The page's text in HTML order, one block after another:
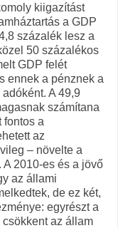
kiigazítást
a GDP
százalék lesz a
50 százalékos
GDP felét
ennek a pénznek a
A 49,9
számítana
fontos a
az
– növelte a
2010-es és a jövő
az állami
de ez két,
egyrészt a
az állam